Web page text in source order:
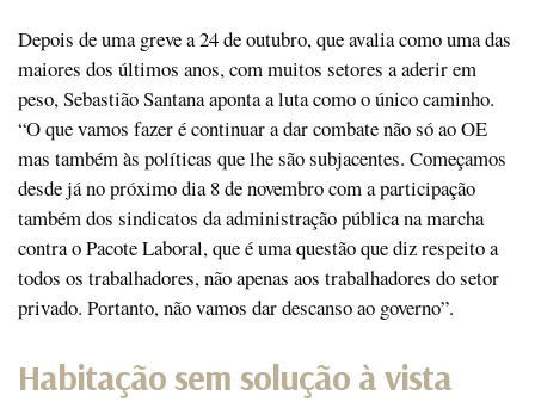
Depois de uma greve a 24 de outubro, que avalia como uma das
maiores dos últimos anos, com muitos setores a aderir em
peso, Sebastião Santana aponta a luta como o único caminho.
“O que vamos fazer é continuar a dar combate não só ao OE
mas também às políticas que lhe são subjacentes. Começamos
desde já no próximo dia 8 de novembro com a participação
também dos sindicatos da administração pública na marcha
contra o Pacote Laboral, que é uma questão que diz respeito a
todos os trabalhadores, não apenas aos trabalhadores do setor
privado. Portanto, não vamos dar descanso ao governo”.
Habitação sem solução à vista